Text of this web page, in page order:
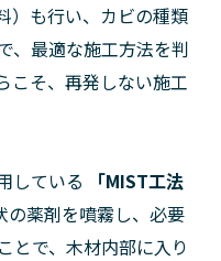
）も行い、カビの種類
、最適な施工方法を判
こそ、再発しない施工
している
「MIST工法
の薬剤を噴霧し、必要
とで、木材内部に入り